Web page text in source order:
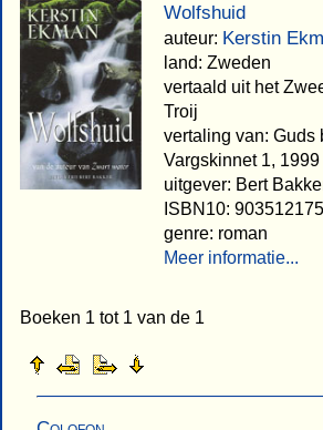
Wolfshuid
auteur: Kerstin
land: Zweden
vertaald uit het
Troij
vertaling van: Guds
Vargskinnet 1, 1999
uitgever: Bert
ISBN10:
genre: roman
Meer informatie...
Boeken 1 tot 1 van de 1